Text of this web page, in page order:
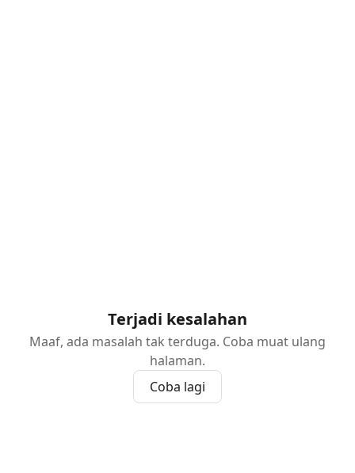
Terjadi kesalahan
Maaf, ada masalah tak terduga. Coba muat ulang
halaman.
Coba lagi